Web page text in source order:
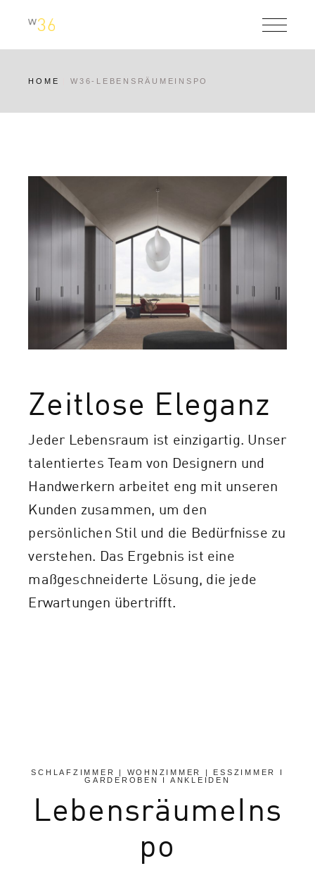
HOME W36-LEBENSRÄUMEINSPO
Zeitlose Eleganz
Jeder Lebensraum ist einzigartig. Unser
talentiertes Team von Designern und
Handwerkern arbeitet eng mit unseren
Kunden zusammen, um den
persönlichen Stil und die Bedürfnisse zu
verstehen. Das Ergebnis ist eine
maßgeschneiderte Lösung, die jede
Erwartungen übertrifft.
SCHLAFZIMMER | WOHNZIMMER | ESSZIMMER I
GARDEROBEN I ANKLEIDEN
LebensräumeIns
po